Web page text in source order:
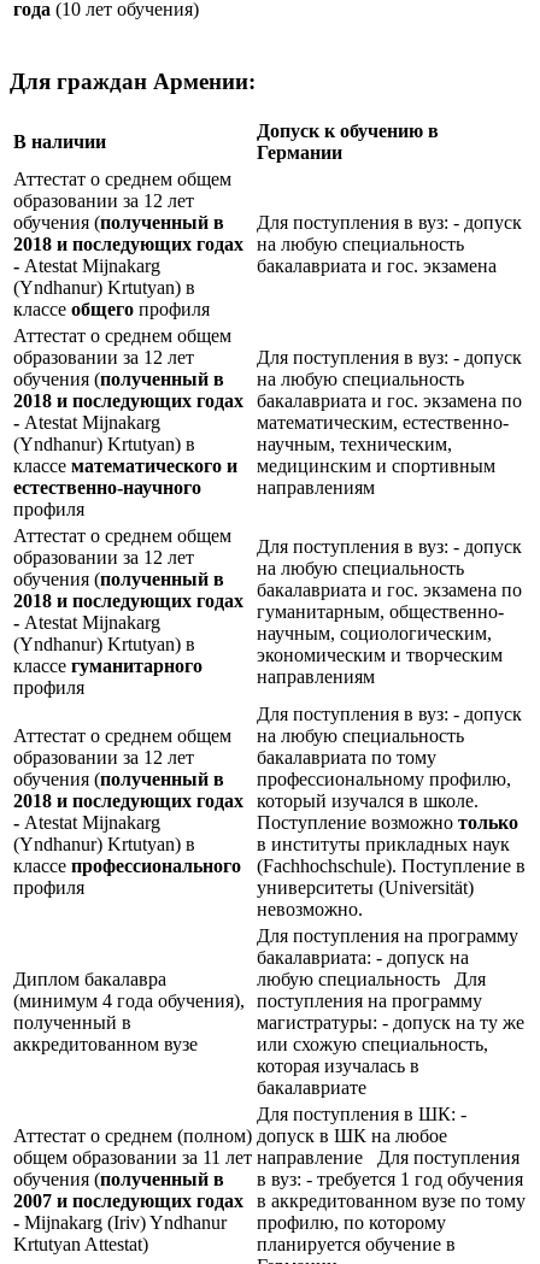
года (10 лет обучения)
Для граждан Армении:
В наличии
Допуск к обучению в
Германии
Аттестат о среднем общем
образовании за 12 лет
обучения (полученный в
2018 и последующих годах
- Atestat Mijnakarg
(Yndhanur) Krtutyan) в
классе общего профиля
Для поступления в вуз: - допуск
на любую специальность
бакалавриата и гос. экзамена
Аттестат о среднем общем
образовании за 12 лет
обучения (полученный в
2018 и последующих годах
- Atestat Mijnakarg
(Yndhanur) Krtutyan) в
классе математического и
естественно-научного
профиля
Для поступления в вуз: - допуск
на любую специальность
бакалавриата и гос. экзамена по
математическим, естественно-
научным, техническим,
медицинским и спортивным
направлениям
Аттестат о среднем общем
образовании за 12 лет
обучения (полученный в
2018 и последующих годах
- Atestat Mijnakarg
(Yndhanur) Krtutyan) в
классе гуманитарного
профиля
Для поступления в вуз: - допуск
на любую специальность
бакалавриата и гос. экзамена по
гуманитарным, общественно-
научным, социологическим,
экономическим и творческим
направлениям
Аттестат о среднем общем
образовании за 12 лет
обучения (полученный в
2018 и последующих годах
- Atestat Mijnakarg
(Yndhanur) Krtutyan) в
классе профессионального
профиля
Для поступления в вуз: - допуск
на любую специальность
бакалавриата по тому
профессиональному профилю,
который изучался в школе.
Поступление возможно только
в институты прикладных наук
(Fachhochschule). Поступление в
университеты (Universität)
невозможно.
Диплом бакалавра
(минимум 4 года обучения),
полученный в
аккредитованном вузе
Для поступления на программу
бакалавриата: - допуск на
любую специальность Для
поступления на программу
магистратуры: - допуск на ту же
или схожую специальность,
которая изучалась в
бакалавриате
Аттестат о среднем (полном)
общем образовании за 11 лет
обучения (полученный в
2007 и последующих годах
- Mijnakarg (Iriv) Yndhanur
Krtutyan Attestat)
Для поступления в ШК: -
допуск в ШК на любое
направление Для поступления
в вуз: - требуется 1 год обучения
в аккредитованном вузе по тому
профилю, по которому
планируется обучение в